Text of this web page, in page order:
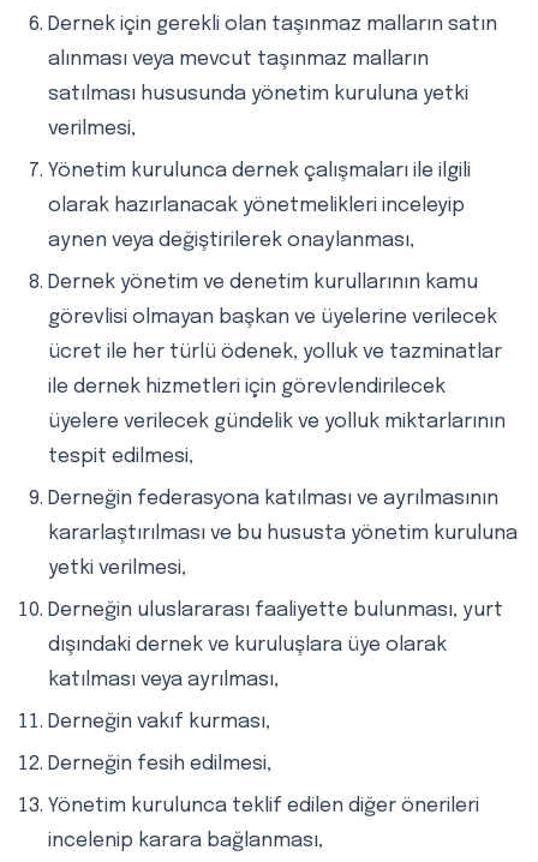
Dernek için gerekli olan taşınmaz malların satın
alınması veya mevcut taşınmaz malların
satılması hususunda yönetim kuruluna yetki
verilmesi,
Yönetim kurulunca dernek çalışmaları ile ilgili
olarak hazırlanacak yönetmelikleri inceleyip
aynen veya değiştirilerek onaylanması,
Dernek yönetim ve denetim kurullarının kamu
görevlisi olmayan başkan ve üyelerine verilecek
ücret ile her türlü ödenek, yolluk ve tazminatlar
ile dernek hizmetleri için görevlendirilecek
üyelere verilecek gündelik ve yolluk miktarlarının
tespit edilmesi,
Derneğin federasyona katılması ve ayrılmasının
kararlaştırılması ve bu hususta yönetim kuruluna
yetki verilmesi,
Derneğin uluslararası faaliyette bulunması, yurt
dışındaki dernek ve kuruluşlara üye olarak
katılması veya ayrılması,
Derneğin vakıf kurması,
Derneğin fesih edilmesi,
Yönetim kurulunca teklif edilen diğer önerileri
incelenip karara bağlanması,